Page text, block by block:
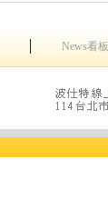
News看板